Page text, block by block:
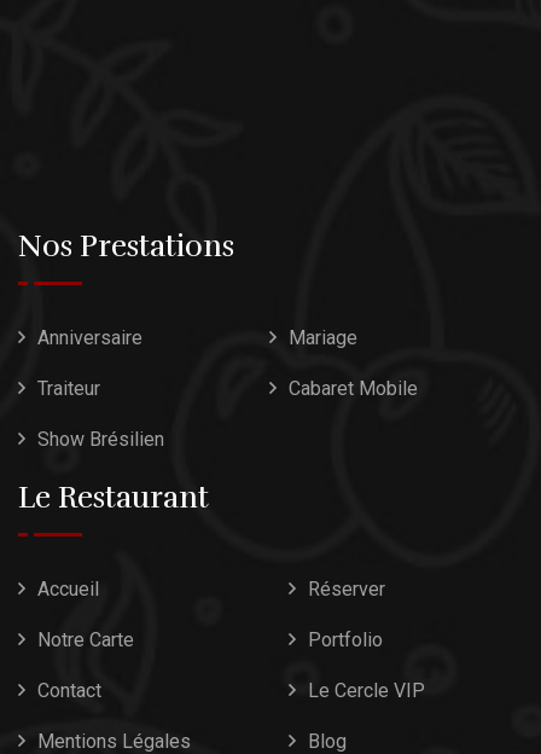
Nos Prestations
Anniversaire Mariage
Traiteur Cabaret Mobile
Show Brésilien
Le Restaurant
Accueil Réserver
Notre Carte Portfolio
Contact Le Cercle VIP
Mentions Légales Blog